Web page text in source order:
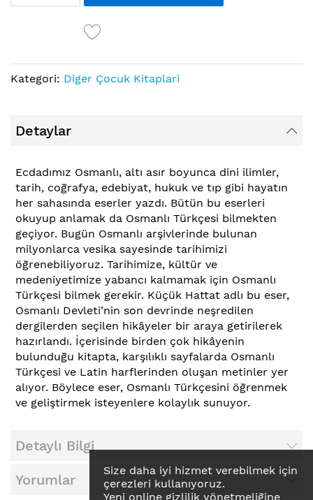
Size daha iyi hizmet verebilmek için
çerezleri kullanıyoruz.
Yeni online gizlilik yönetmeliğine
Kategori: Diger Çocuk Kitaplari
Detaylar
Ecdadımız Osmanlı, altı asır boyunca dini ilimler,
tarih, coğrafya, edebiyat, hukuk ve tıp gibi hayatın
her sahasında eserler yazdı. Bütün bu eserleri
okuyup anlamak da Osmanlı Türkçesi bilmekten
geçiyor. Bugün Osmanlı arşivlerinde bulunan
milyonlarca vesika sayesinde tarihimizi
öğrenebiliyoruz. Tarihimize, kültür ve
medeniyetimize yabancı kalmamak için Osmanlı
Türkçesi bilmek gerekir. Küçük Hattat adlı bu eser,
Osmanlı Devleti’nin son devrinde neşredilen
dergilerden seçilen hikâyeler bir araya getirilerek
hazırlandı. İçerisinde birden çok hikâyenin
bulunduğu kitapta, karşılıklı sayfalarda Osmanlı
Türkçesi ve Latin harflerinden oluşan metinler yer
alıyor. Böylece eser, Osmanlı Türkçesini öğrenmek
ve geliştirmek isteyenlere kolaylık sunuyor.
Detaylı Bilgi
Yorumlar